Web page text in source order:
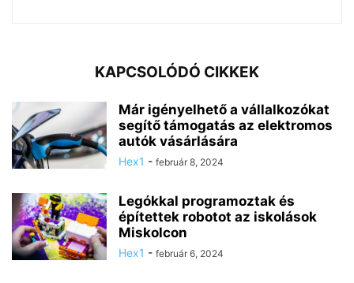
KAPCSOLÓDÓ CIKKEK
Már igényelhető a vállalkozókat
segítő támogatás az elektromos
autók vásárlására
Hex1 - február 8, 2024
Legókkal programoztak és
építettek robotot az iskolások
Miskolcon
Hex1 - február 6, 2024